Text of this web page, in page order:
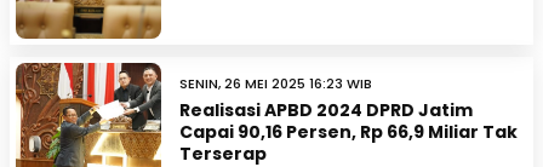
SENIN, 26 MEI 2025 16:23 WIB
Realisasi APBD 2024 DPRD Jatim
Capai 90,16 Persen, Rp 66,9 Miliar Tak
Terserap